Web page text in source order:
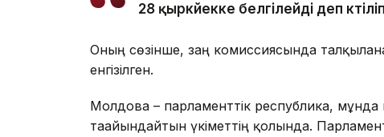
28 қыркүйекке белгілейді деп
Оның сөзінше, заң комиссиясында
енгізілген.
Молдова – парламенттік республика, мұнда
тағайындайтын үкіметтің қолында.